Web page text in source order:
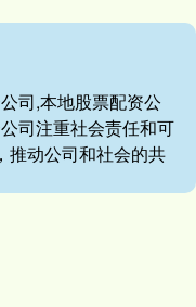
司,本地股票配资公
司注重社会责任和可
推动公司和社会的共